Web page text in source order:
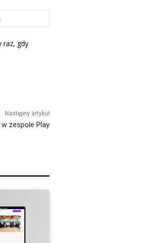
Internetowa:
raz, gdy
Następny artykuł
zespole Play